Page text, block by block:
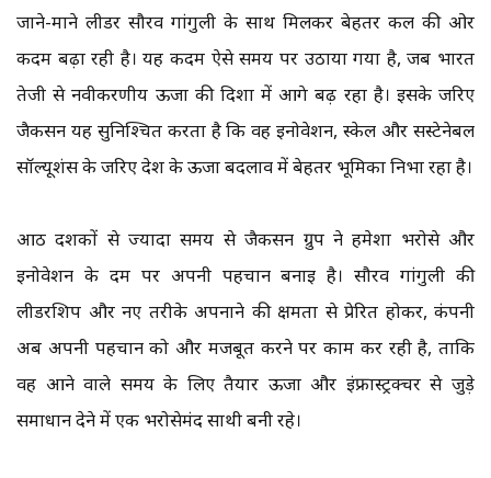
जाने-माने लीडर सौरव गांगुली के साथ मिलकर बेहतर कल की ओर
कदम बढ़ा रही है। यह कदम ऐसे समय पर उठाया गया है, जब भारत
तेजी से नवीकरणीय ऊर्जा की दिशा में आगे बढ़ रहा है। इसके जरिए
जैकसन यह सुनिश्चित करता है कि वह इनोवेशन, स्केल और सस्टेनेबल
सॉल्यूशंस के जरिए देश के ऊर्जा बदलाव में बेहतर भूमिका निभा रहा है।
आठ दशकों से ज्यादा समय से जैकसन ग्रुप ने हमेशा भरोसे और
इनोवेशन के दम पर अपनी पहचान बनाई है। सौरव गांगुली की
लीडरशिप और नए तरीके अपनाने की क्षमता से प्रेरित होकर, कंपनी
अब अपनी पहचान को और मजबूत करने पर काम कर रही है, ताकि
वह आने वाले समय के लिए तैयार ऊर्जा और इंफ्रास्ट्रक्चर से जुड़े
समाधान देने में एक भरोसेमंद साथी बनी रहे।